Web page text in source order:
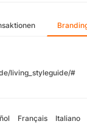
living_styleguide/#
Français Italiano